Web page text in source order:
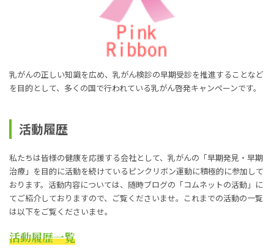
乳がんの正しい知識を広め、乳がん検診の早期受診を推進することなど
を目的として、多くの国で行われている乳がん啓発キャンペーンです。
活動履歴
私たちは皆様の健康を応援する会社として、乳がんの「早期発見・早期
治療」を目的に活動を続けているピンクリボン運動に積極的に参加して
おります。活動内容については、随時ブログの「コムネットの活動」に
てご紹介しておりますので、ご覧くださいませ。これまでの活動の一覧
は以下をご覧くださいませ。
活動履歴一覧